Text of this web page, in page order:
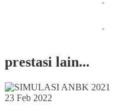
prestasi lain...
23 Feb 2022